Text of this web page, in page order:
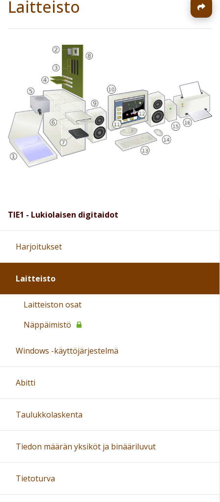
Laitteisto
TIE1 - Lukiolaisen digitaidot
Harjoitukset
Laitteisto
Laitteiston osat
Näppäimistö
Windows -käyttöjärjestelmä
Abitti
Taulukkolaskenta
Tiedon määrän yksiköt ja binääriluvut
Tietoturva